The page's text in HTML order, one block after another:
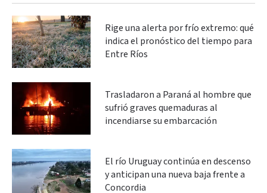
Rige una alerta por frío extremo: qué
indica el pronóstico del tiempo para
Entre Ríos
Trasladaron a Paraná al hombre que
sufrió graves quemaduras al
incendiarse su embarcación
El río Uruguay continúa en descenso
y anticipan una nueva baja frente a
Concordia